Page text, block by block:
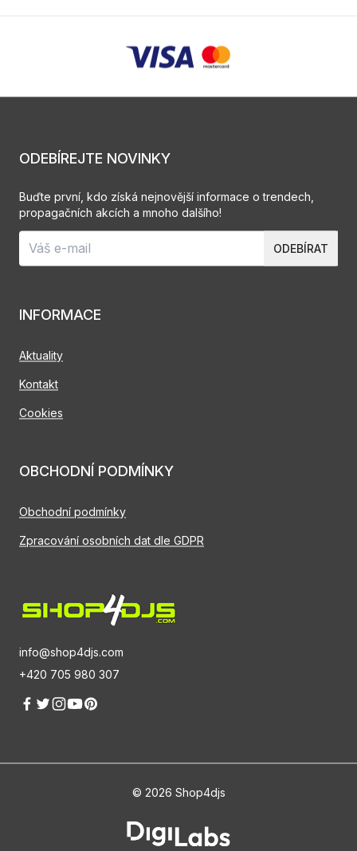
info@shop4djs.com
+420 705 980 307
INFORMACE
Aktuality
Kontakt
Cookies
OBCHODNÍ PODMÍNKY
Obchodní podmínky
Zpracování osobních dat dle GDPR
ODEBÍREJTE NOVINKY
Buďte první, kdo získá nejnovější informace o trendech,
propagačních akcích a mnoho dalšího!
ODEBÍRAT
© 2026 Shop4djs